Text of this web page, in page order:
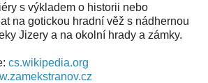
s výkladem o historii nebo
na gotickou hradní věž s nádhernou
Jizery a na okolní hrady a zámky.
cs.wikipedia.org